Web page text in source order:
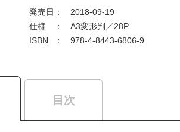
発売日 ：
2018-09-19
仕様
：
A3変形判／28P
ISBN
： 978-4-8443-6806-9
目次